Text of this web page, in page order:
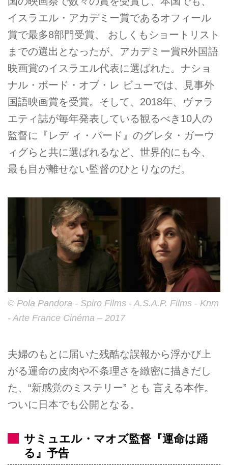
イスラエル・アカデミー賞であるオフィール
賞で最多8部門受賞、 おしくもショートリスト
までの選出となったが、アカデミー賞R外国語
映画賞のイスラエル代表に選ばれた。ナショ
ナル・ボード・オブ・レ ビューでは、見事外
国語映画賞を受賞。そして、2018年、ヴァラ
エティ誌が毎年発表している観るべき10人の
監督に『レデ ィ・バード』のグレタ・ガーウ
ィグらと共に選ばれるなど、世界的にも今、
最も目が離せない監督のひとりなのだ。
© Pola Pandora - Spiro Films - A.S.A.P. Films - Knm
- Arte France Cinéma – 2017
夫婦のもとに届いた残酷な誤報から浮かび上
がる運命の皮肉や不条理さを緻密に描きだし
た、“新感覚のミステリー” とも 言える本作。
ついに日本でも公開となる。
サミュエル・マオズ監督『運命は踊
る』予告